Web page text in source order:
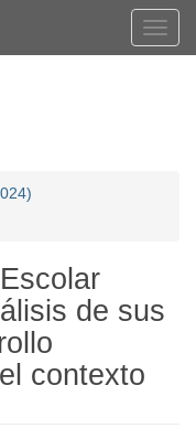
de sus
contexto